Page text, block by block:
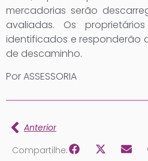
mercadorias serão
avaliadas. Os
identificados e responderão
de descaminho.
Por ASSESSORIA
Anterior
Compartilhe: